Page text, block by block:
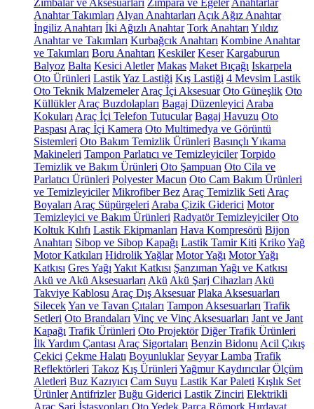
Zımbalar ve Aksesuarları Zımpara ve Eğeler Anahtarlar
Anahtar Takımları Alyan Anahtarları Açık Ağız Anahtar
İngiliz Anahtarı İki Ağızlı Anahtar Tork Anahtarı Yıldız
Anahtar ve Takımları Kurbağcık Anahtarı Kombine Anahtar
ve Takımları Boru Anahtarı Keskiler Keser Kargaburun
Balyoz Balta Kesici Aletler Makas Maket Bıçağı Iskarpela
Oto Ürünleri LastikYaz Lastiği Kış Lastiği 4 Mevsim Lastik
Oto Teknik Malzemeler Araç İçi Aksesuar Oto Güneşlik Oto
Küllükler Araç Buzdolapları Bagaj Düzenleyici Araba
Kokuları Araç İçi Telefon Tutucular Bagaj Havuzu Oto
Paspası Araç İçi Kamera Oto Multimedya ve Görüntü
Sistemleri Oto Bakım Temizlik Ürünleri Basınçlı Yıkama
Makineleri Tampon Parlatıcı ve Temizleyiciler Torpido
Temizlik ve Bakım Ürünleri Oto Şampuan Oto Cila ve
Parlatıcı Ürünleri Polyester Macun Oto Cam Bakım Ürünleri
ve Temizleyiciler Mikrofiber Bez Araç Temizlik Seti Araç
Boyaları Araç Süpürgeleri Araba Çizik Giderici Motor
Temizleyici ve Bakım Ürünleri Radyatör Temizleyiciler Oto
Koltuk Kılıfı Lastik Ekipmanları Hava Kompresörü Bijon
Anahtarı Sibop ve Sibop Kapağı Lastik Tamir Kiti KrikoYağ
Motor Katkıları Hidrolik Yağlar Motor Yağı Motor Yağı
Katkısı Gres Yağı Yakıt Katkısı Şanzıman Yağı ve Katkısı
Akü ve Akü Aksesuarları Akü Akü Şarj Cihazları Akü
Takviye Kablosu Araç Dış Aksesuar Plaka Aksesuarları
SilecekYan ve Tavan Çıtaları Tampon Aksesuarları Trafik
Setleri Oto Brandaları Vinç ve Vinç Aksesuarları Jant ve Jant
Kapağı Trafik Ürünleri Oto Projektör Diğer Trafik Ürünleri
İlk Yardım Çantası Araç Sigortaları Benzin Bidonu Acil Çıkış
Çekici Çekme Halatı Boyunluklar Seyyar Lamba Trafik
Reflektörleri Takoz Kış Ürünleri Yağmur Kaydırıcılar Ölçüm
Aletleri Buz Kazıyıcı Cam Suyu Lastik Kar Paleti Kışlık Set
Ürünler Antifrizler Buğu Giderici Lastik Zinciri Elektrikli
Araç Şarj İstasyonları Oto Yedek Parça Römork Hırdavat